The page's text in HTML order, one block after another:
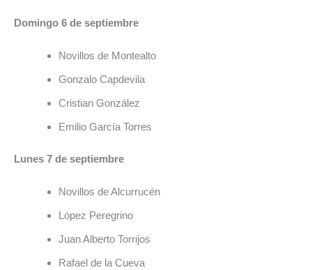
Domingo 6 de septiembre
Novillos de Montealto
Gonzalo Capdevila
Cristian González
Emilio García Torres
Lunes 7 de septiembre
Novillos de Alcurrucén
López Peregrino
Juan Alberto Torrijos
Rafael de la Cueva